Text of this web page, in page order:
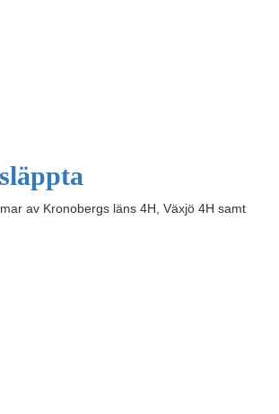
av Kronobergs läns 4H, Växjö 4H samt